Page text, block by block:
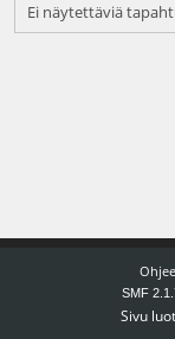
Ei näytettäviä
SMF
Sivu